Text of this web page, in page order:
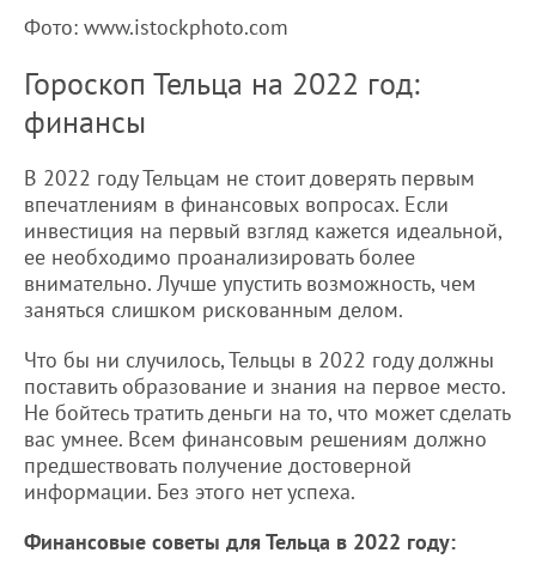
Фото: www.istockphoto.com
Гороскоп Тельца на 2022 год:
финансы
В 2022 году Тельцам не стоит доверять первым
впечатлениям в финансовых вопросах. Если
инвестиция на первый взгляд кажется идеальной,
ее необходимо проанализировать более
внимательно. Лучше упустить возможность, чем
заняться слишком рискованным делом.
Что бы ни случилось, Тельцы в 2022 году должны
поставить образование и знания на первое место.
Не бойтесь тратить деньги на то, что может сделать
вас умнее. Всем финансовым решениям должно
предшествовать получение достоверной
информации. Без этого нет успеха.
Финансовые советы для Тельца в 2022 году: